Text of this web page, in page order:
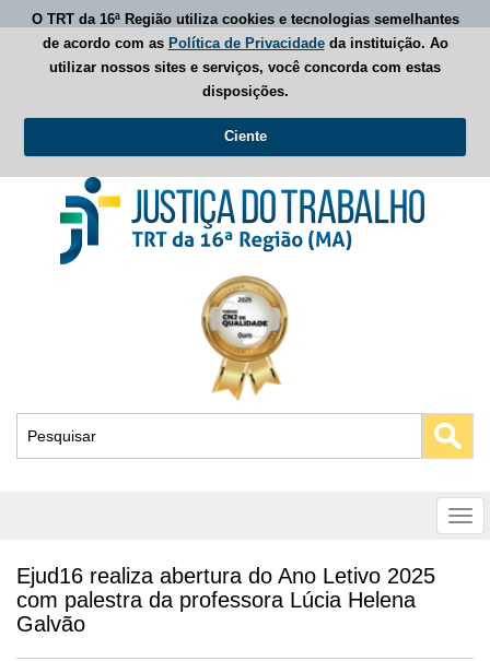
O TRT da 16ª Região utiliza cookies e tecnologias semelhantes
de acordo com as Política de Privacidadeda instituição. Ao
utilizar nossos sites e serviços, você concorda com estas
disposições.
Ciente
Ejud16 realiza abertura do Ano Letivo 2025
com palestra da professora Lúcia Helena
Galvão